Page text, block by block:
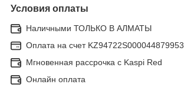
Условия оплаты
Наличными ТОЛЬКО В АЛМАТЫ
Оплата на счет KZ94722S000044879953
Мгновенная рассрочка с Kaspi Red
Онлайн оплата